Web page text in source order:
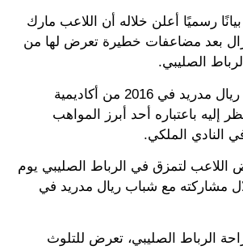
رسميًا أعلن خلاله أن اللاعب مارك
بعد مضاعفات خطيرة تعرض لها من
الصليبي.
كوكالون انضم إلى ريال مدريد في 2016 من أكاديمية
إليه باعتباره أحد أبرز المواهب
في النادي الملكي.
اللاعب لتمزق في الرباط الصليبي يوم
2022 خلال مشاركته مع شباب ريال مدريد في
الرباط الصليبي، تعرض للتلوث